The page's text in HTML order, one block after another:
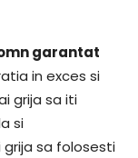
garantat
in exces si
grija sa iti
si
sa folosesti